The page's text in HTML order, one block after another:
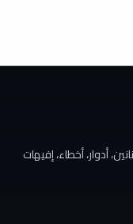
أدوار، أخطاء، إفيهات